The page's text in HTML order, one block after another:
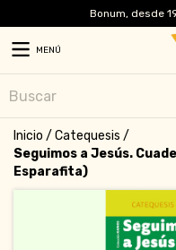
Bonum, desde
MENÚ
Inicio / Catequesis /
Seguimos a Jesús.
Esparafita)